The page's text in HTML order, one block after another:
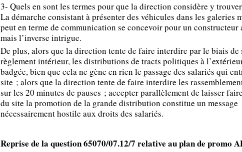
3- Quels en sont les termes pour que la direction considère y trouver
La démarche consistant à présenter des véhicules dans les galeries
peut en terme de communication se concevoir pour un constructeur
mais l’inverse intrigue.
De plus, alors que la direction tente de faire interdire par le biais de
règlement intérieur, les distributions de tracts politiques à l’extérieur
badgée, bien que cela ne gène en rien le passage des salariés qui
site ; alors que la direction tente de faire interdire les
sur les 20 minutes de pauses ; accepter parallèlement de laisser faire
du site la promotion de la grande distribution constitue un message
nécessairement hostile aux droits des salariés.
Reprise de la question 65070/07.12/7 relative au plan de promo